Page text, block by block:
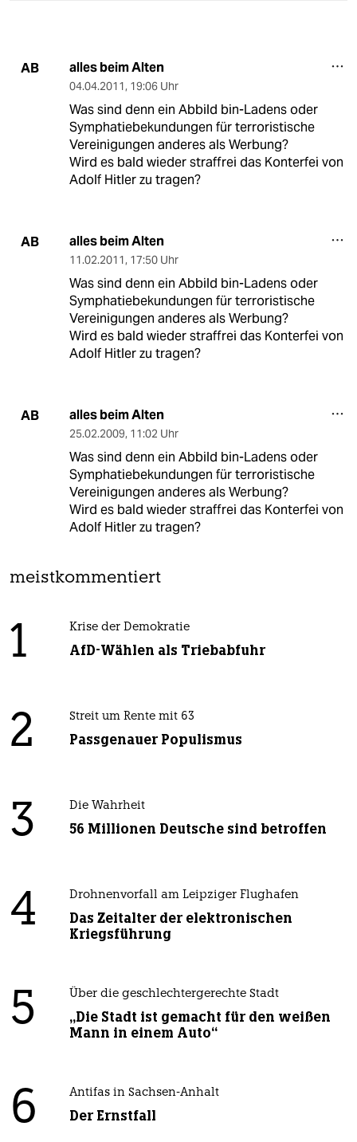
AB alles beim Alten
04.04.2011, 19:06 Uhr
Was sind denn ein Abbild bin-Ladens oder
Symphatiebekundungen für terroristische
Vereinigungen anderes als Werbung?
Wird es bald wieder straffrei das Konterfei von
Adolf Hitler zu tragen?
AB alles beim Alten
11.02.2011, 17:50 Uhr
Was sind denn ein Abbild bin-Ladens oder
Symphatiebekundungen für terroristische
Vereinigungen anderes als Werbung?
Wird es bald wieder straffrei das Konterfei von
Adolf Hitler zu tragen?
AB alles beim Alten
25.02.2009, 11:02 Uhr
Was sind denn ein Abbild bin-Ladens oder
Symphatiebekundungen für terroristische
Vereinigungen anderes als Werbung?
Wird es bald wieder straffrei das Konterfei von
Adolf Hitler zu tragen?
meistkommentiert
1 Krise der Demokratie
AfD-Wählen als Triebabfuhr
2 Streit um Rente mit 63
Passgenauer Populismus
3 Die Wahrheit
56 Millionen Deutsche sind betroffen
4 Drohnenvorfall am Leipziger Flughafen
Das Zeitalter der elektronischen
Kriegsführung
5 Über die geschlechtergerechte Stadt
„Die Stadt ist gemacht für den weißen
Mann in einem Auto“
6 Antifas in Sachsen-Anhalt
Der Ernstfall